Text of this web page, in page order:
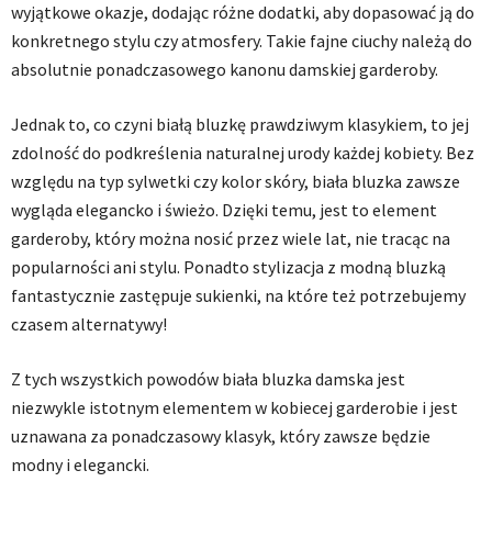
wyjątkowe okazje, dodając różne dodatki, aby dopasować ją do
konkretnego stylu czy atmosfery. Takie fajne ciuchy należą do
absolutnie ponadczasowego kanonu damskiej garderoby.
Jednak to, co czyni białą bluzkę prawdziwym klasykiem, to jej
zdolność do podkreślenia naturalnej urody każdej kobiety. Bez
względu na typ sylwetki czy kolor skóry, biała bluzka zawsze
wygląda elegancko i świeżo. Dzięki temu, jest to element
garderoby, który można nosić przez wiele lat, nie tracąc na
popularności ani stylu. Ponadto stylizacja z modną bluzką
fantastycznie zastępuje sukienki, na które też potrzebujemy
czasem alternatywy!
Z tych wszystkich powodów biała bluzka damska jest
niezwykle istotnym elementem w kobiecej garderobie i jest
uznawana za ponadczasowy klasyk, który zawsze będzie
modny i elegancki.